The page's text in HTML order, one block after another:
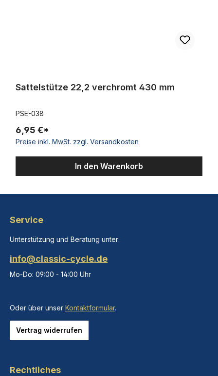
Sattelstütze 22,2 verchromt 430 mm
PSE-038
6,95 €*
Preise inkl. MwSt. zzgl. Versandkosten
In den Warenkorb
Service
Unterstützung und Beratung unter:
info@classic-cycle.de
Mo-Do: 09:00 - 14:00 Uhr
Oder über unser Kontaktformular.
Vertrag widerrufen
Rechtliches